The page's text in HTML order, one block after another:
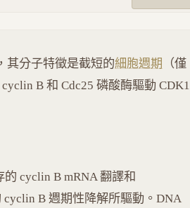
其分子特徵是截短的細胞週期
（僅
B 和 Cdc25 磷酸酶驅動 CDK1
cyclin B mRNA 翻譯和
cyclin B 週期性降解所驅動。DNA